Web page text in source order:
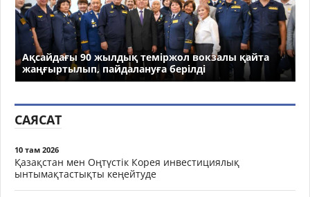
Ақсайдағы 90 жылдық теміржол вокзалы қайта
жаңғыртылып, пайдалануға берілді
САЯСАТ
10 там 2026
Қазақстан мен Оңтүстік Корея инвестициялық
ынтымақтастықты кеңейтуде